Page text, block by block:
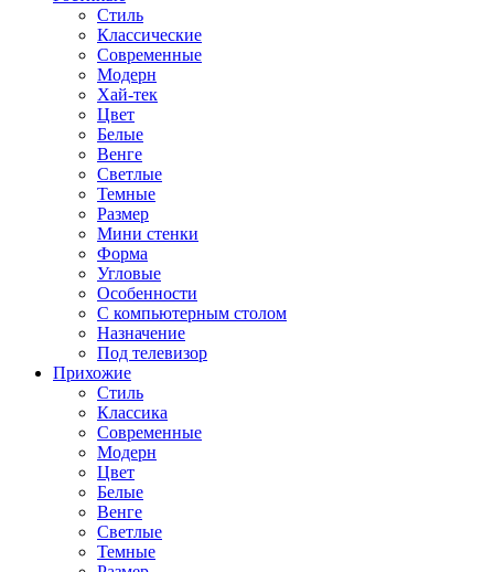
Стиль
Классические
Современные
Модерн
Хай-тек
Цвет
Белые
Венге
Светлые
Темные
Размер
Мини стенки
Форма
Угловые
Особенности
С компьютерным столом
Назначение
Под телевизор
Прихожие
Стиль
Классика
Современные
Модерн
Цвет
Белые
Венге
Светлые
Темные